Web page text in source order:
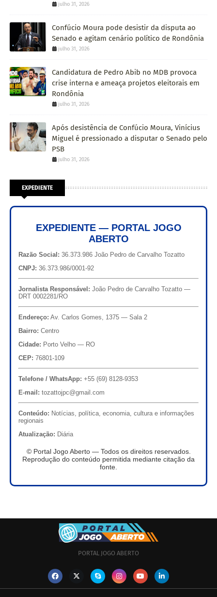
julho 31, 2026
Confúcio Moura pode desistir da disputa ao
Senado e agitam cenário político de Rondônia
julho 31, 2026
Candidatura de Pedro Abib no MDB provoca
crise interna e ameaça projetos eleitorais em
Rondônia
julho 31, 2026
Após desistência de Confúcio Moura, Vinícius
Miguel é pressionado a disputar o Senado pelo
PSB
julho 31, 2026
EXPEDIENTE
EXPEDIENTE — PORTAL JOGO
ABERTO
Razão Social: 36.373.986 João Pedro de Carvalho Tozatto
CNPJ: 36.373.986/0001-92
Jornalista Responsável: João Pedro de Carvalho Tozatto —
DRT 0002281/RO
Endereço: Av. Carlos Gomes, 1375 — Sala 2
Bairro: Centro
Cidade: Porto Velho — RO
CEP: 76801-109
Telefone / WhatsApp: +55 (69) 8128-9353
E-mail: tozattojpc@gmail.com
Conteúdo: Notícias, política, economia, cultura e informações
regionais
Atualização: Diária
© Portal Jogo Aberto — Todos os direitos reservados.
Reprodução do conteúdo permitida mediante citação da
fonte.
PORTAL JOGO ABERTO